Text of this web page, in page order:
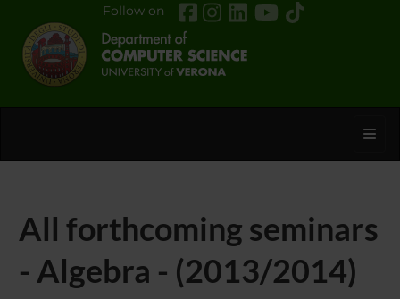
Follow on
All forthcoming seminars
- Algebra - (2013/2014)